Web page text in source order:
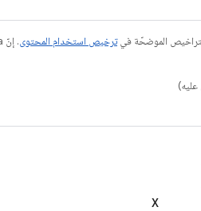
الموضحّة فيترخيص استخدام المحتوى
X